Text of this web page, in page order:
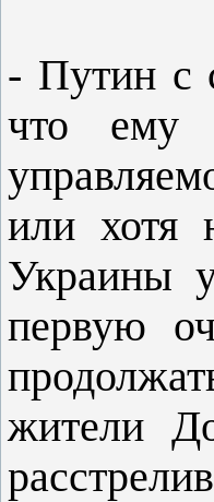
- Путин с
что ему
или хотя
Украины
первую
жители